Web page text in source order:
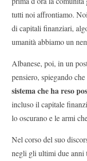
tutti noi affrontiamo.
di capitali finanziari,
umanità abbiamo un
Albanese, poi, in un
pensiero, spiegando
sistema che ha reso
incluso il capitale
lo oscurano e le armi
Nel corso del suo
negli gli ultimi due anni